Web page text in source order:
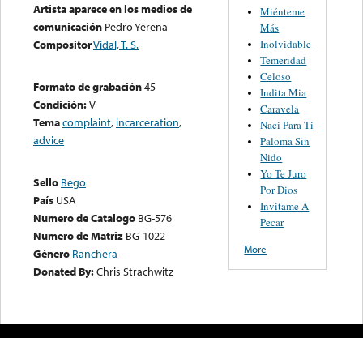
Artista aparece en los medios de
comunicación Pedro Yerena
CompositorVidal, T. S.
Formato de grabación45
Condición:V
Temacomplaint, incarceration,
advice
Sello Bego
País USA
Numero de Catalogo BG-576
Numero de Matriz BG-1022
Género Ranchera
Donated By:Chris Strachwitz
Miénteme
Más
Inolvidable
Temeridad
Celoso
Indita Mia
Caravela
Naci Para Ti
Paloma Sin
Nido
Yo Te Juro
Por Dios
Invitame A
Pecar
More